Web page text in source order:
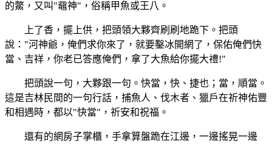
的鱉，又叫"黿神"，俗稱甲魚或王八。
上了香，擺上供，把頭領大夥齊刷刷地跪下。把頭
說："河神爺，俺們求你來了，就要鑿冰開網了，保佑俺們快
當、吉祥，你老已答應俺們，拿了大魚給你擺大禮!"
把頭說一句，大夥跟一句。快當，快、捷也；當，順當。
這是吉林民間的一句行話，捕魚人、伐木者、獵戶在祈神佑豐
和相遇時，都以"快當"，祈安和祝福。
還有的網房子掌櫃，手拿算盤跪在江邊，一邊搖晃一邊